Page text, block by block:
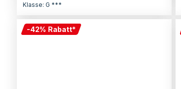
Klasse: G ***
-42% Rabatt*